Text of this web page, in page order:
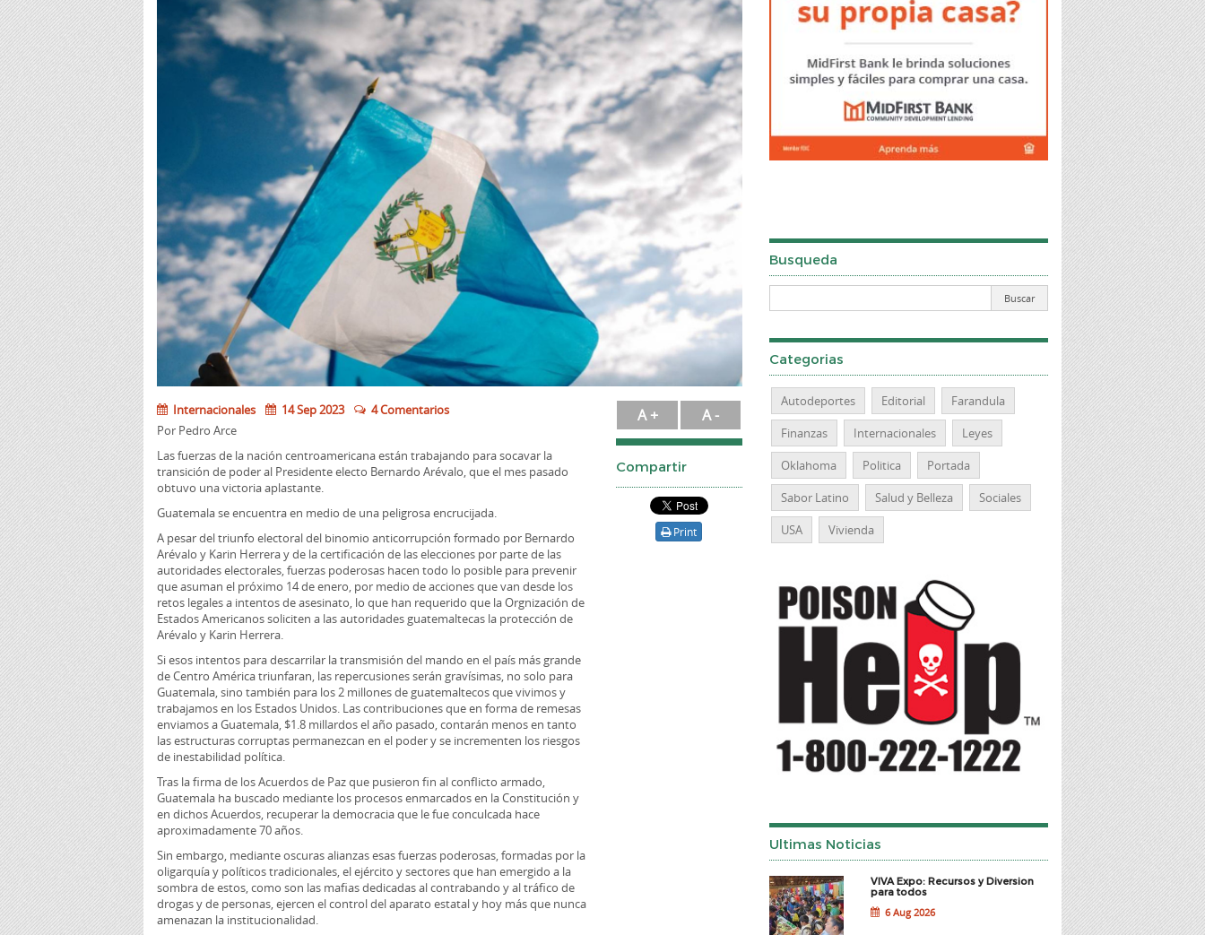
Internacionales 14 Sep 2023
4 Comentarios
Por Pedro Arce
Las fuerzas de la nación centroamericana están trabajando para socavar la
transición de poder al Presidente electo Bernardo Arévalo, que el mes pasado
obtuvo una victoria aplastante.
Guatemala se encuentra en medio de una peligrosa encrucijada.
A pesar del triunfo electoral del binomio anticorrupción formado por Bernardo
Arévalo y Karin Herrera y de la certificación de las elecciones por parte de las
autoridades electorales, fuerzas poderosas hacen todo lo posible para prevenir
que asuman el próximo 14 de enero, por medio de acciones que van desde los
retos legales a intentos de asesinato, lo que han requerido que la Orgnización de
Estados Americanos soliciten a las autoridades guatemaltecas la protección de
Arévalo y Karin Herrera.
Si esos intentos para descarrilar la transmisión del mando en el país más grande
de Centro América triunfaran, las repercusiones serán gravísimas, no solo para
Guatemala, sino también para los 2 millones de guatemaltecos que vivimos y
trabajamos en los Estados Unidos. Las contribuciones que en forma de remesas
enviamos a Guatemala, $1.8 millardos el año pasado, contarán menos en tanto
las estructuras corruptas permanezcan en el poder y se incrementen los riesgos
de inestabilidad política.
Tras la firma de los Acuerdos de Paz que pusieron fin al conflicto armado,
Guatemala ha buscado mediante los procesos enmarcados en la Constitución y
en dichos Acuerdos, recuperar la democracia que le fue conculcada hace
aproximadamente 70 años.
Sin embargo, mediante oscuras alianzas esas fuerzas poderosas, formadas por la
oligarquía y políticos tradicionales, el ejército y sectores que han emergido a la
sombra de estos, como son las mafias dedicadas al contrabando y al tráfico de
drogas y de personas, ejercen el control del aparato estatal y hoy más que nunca
amenazan la institucionalidad.
A + A -
Compartir
Print
Busqueda
Categorias
Autodeportes Editorial
Farandula
Finanzas
Internacionales
Leyes
Oklahoma
Politica
Portada
Sabor Latino
Salud y Belleza
Sociales
USA
Vivienda
Ultimas Noticias
VIVA Expo: Recursos y Diversion
para todos
6 Aug 2026